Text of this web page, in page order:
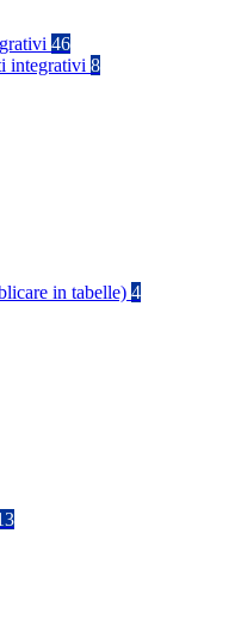
46
integrativi 8
in tabelle) 4